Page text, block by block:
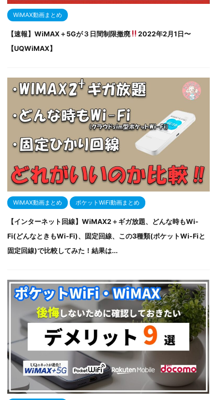
WiMAX動画まとめ
【速報】WiMAX＋5Gが３日間制限撤廃
2022年2月1日〜
【UQWiMAX】
WiMAX動画まとめ ポケットWiFi動画まとめ
【インターネット回線】WiMAX2＋ギガ放題、どんな時もWi-
Fi(どんなときもWi-Fi)、固定回線、この3種類(ポケットWi-Fiと
固定回線)で比較してみた！結果は...